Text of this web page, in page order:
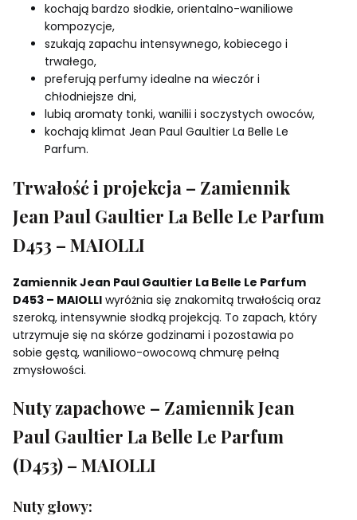
kochają bardzo słodkie, orientalno-waniliowe
kompozycje,
szukają zapachu intensywnego, kobiecego i
trwałego,
preferują perfumy idealne na wieczór i
chłodniejsze dni,
lubią aromaty tonki, wanilii i soczystych owoców,
kochają klimat Jean Paul Gaultier La Belle Le
Parfum.
Trwałość i projekcja – Zamiennik
Jean Paul Gaultier La Belle Le Parfum
D453 – MAIOLLI
Zamiennik Jean Paul Gaultier La Belle Le Parfum
D453 – MAIOLLI wyróżnia się znakomitą trwałością oraz
szeroką, intensywnie słodką projekcją. To zapach, który
utrzymuje się na skórze godzinami i pozostawia po
sobie gęstą, waniliowo-owocową chmurę pełną
zmysłowości.
Nuty zapachowe – Zamiennik Jean
Paul Gaultier La Belle Le Parfum
(D453) – MAIOLLI
Nuty głowy: